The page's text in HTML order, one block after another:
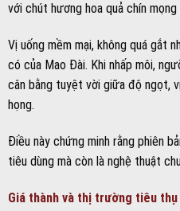
với chút hương hoa quả chín
Vị uống mềm mại, không quá gắt
có của Mao Đài. Khi nhấp môi,
cân bằng tuyệt vời giữa độ ngọt,
họng.
Điều này chứng minh rằng phiên
tiêu dùng mà còn là nghệ thuật
Giá thành và thị trường tiêu thụ